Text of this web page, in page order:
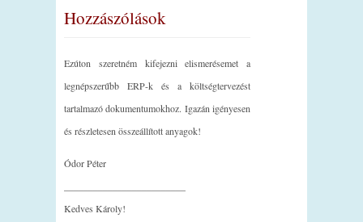
Hozzászólások
Ezúton szeretném kifejezni elismerésemet a
legnépszerűbb ERP-k és a költségtervezést
tartalmazó dokumentumokhoz. Igazán igényesen
és részletesen összeállított anyagok!
Ódor Péter
Kedves Károly!